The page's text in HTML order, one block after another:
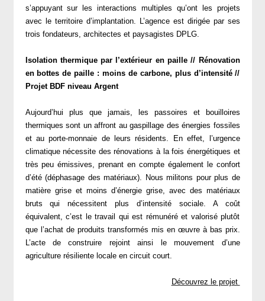
s’appuyant sur les interactions multiples qu’ont les projets
avec le territoire d’implantation. L’agence est dirigée par ses
trois fondateurs, architectes et paysagistes DPLG.
Isolation thermique par l’extérieur en paille // Rénovation
en bottes de paille : moins de carbone, plus d’intensité //
Projet BDF niveau Argent
Aujourd’hui plus que jamais, les passoires et bouilloires
thermiques sont un affront au gaspillage des énergies fossiles
et au porte-monnaie de leurs résidents. En effet, l’urgence
climatique nécessite des rénovations à la fois énergétiques et
très peu émissives, prenant en compte également le confort
d’été (déphasage des matériaux). Nous militons pour plus de
matière grise et moins d’énergie grise, avec des matériaux
bruts qui nécessitent plus d’intensité sociale. A coût
équivalent, c’est le travail qui est rémunéré et valorisé plutôt
que l’achat de produits transformés mis en œuvre à bas prix.
L’acte de construire rejoint ainsi le mouvement d’une
agriculture résiliente locale en circuit court.
Découvrez le projet